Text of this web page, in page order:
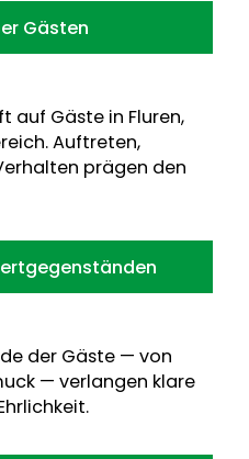
Gästen
auf Gäste in Fluren,
Auftreten,
prägen den
der Gäste — von
— verlangen klare